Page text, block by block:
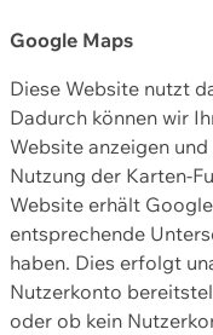
Google Maps
Diese Website nutzt
Dadurch können wir
Website anzeigen
Nutzung der Karten-
Website erhält
entsprechende
haben. Dies erfolgt
Nutzerkonto
oder ob kein